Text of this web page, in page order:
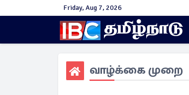
Friday, Aug 7, 2026
வாழ்க்கை முறை